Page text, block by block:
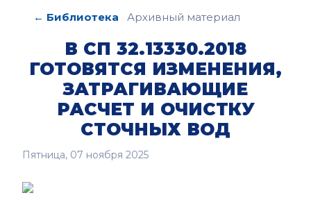
← Библиотека Архивный материал
В СП 32.13330.2018
ГОТОВЯТСЯ ИЗМЕНЕНИЯ,
ЗАТРАГИВАЮЩИЕ
РАСЧЕТ И ОЧИСТКУ
СТОЧНЫХ ВОД
Пятница, 07 ноября 2025